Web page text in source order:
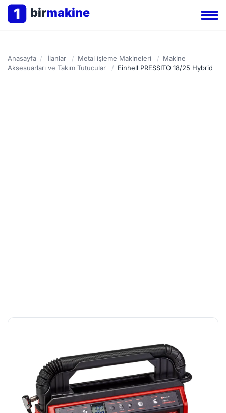
1 birmakine
Anasayfa / İlanlar / Metal işleme Makineleri / Makine
Aksesuarları ve Takım Tutucular
/ Einhell PRESSITO 18/25 Hybrid